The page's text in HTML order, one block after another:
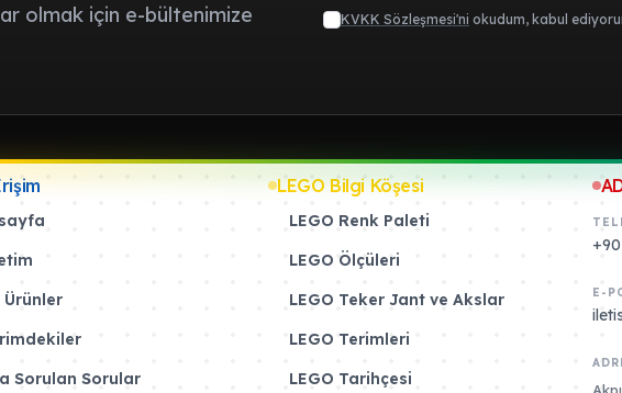
olmak için e-bültenimize
KVKK Sözleşmesi'ni okudum, kabul
Ürünler
Sorulan Sorular
LEGO Bilgi Köşesi
LEGO Renk Paleti
LEGO Ölçüleri
LEGO Teker Jant ve Akslar
LEGO Terimleri
LEGO Tarihçesi
E-